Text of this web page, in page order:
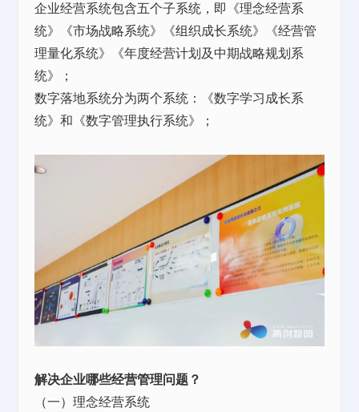
企业经营系统包含五个子系统，即《理念经营系
统》《市场战略系统》《组织成长系统》《经营管
理量化系统》《年度经营计划及中期战略规划系
统》；
数字落地系统分为两个系统：《数字学习成长系
统》和《数字管理执行系统》；
解决企业哪些经营管理问题？
（一）理念经营系统